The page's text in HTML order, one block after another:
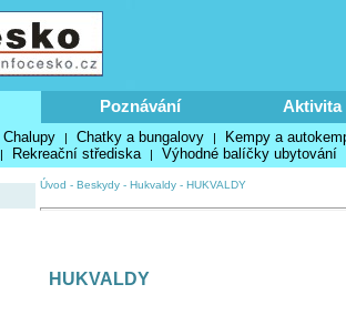
Poznávání Aktivita
Chalupy | Chatky a bungalovy | Kempy a
| Rekreační střediska | Výhodné balíčky ubytování
Úvod - Beskydy - Hukvaldy - HUKVALDY
HUKVALDY